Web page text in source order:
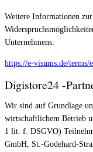
Weitere Informationen
Unternehmens:
https://e-visums.de/
Digistore24 -
Wir sind auf Grundlage
wirtschaftlichem Betrieb
1 lit. f. DSGVO)
GmbH, St.-Godehard-